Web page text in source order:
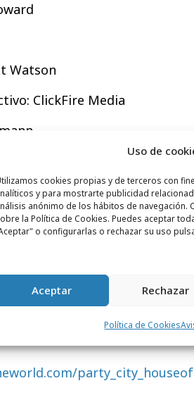
Uso de
cookies propias y de terceros con
y para mostrarte publicidad
anónimo de los hábitos de navegación.
la Política de Cookies. Puedes aceptar
o configurarlas o rechazar su uso
Aceptar Rechazar
Política de Cookies
Watson
ClickFire Media
Tordsen
Woo
y Phan Visutyothapibal